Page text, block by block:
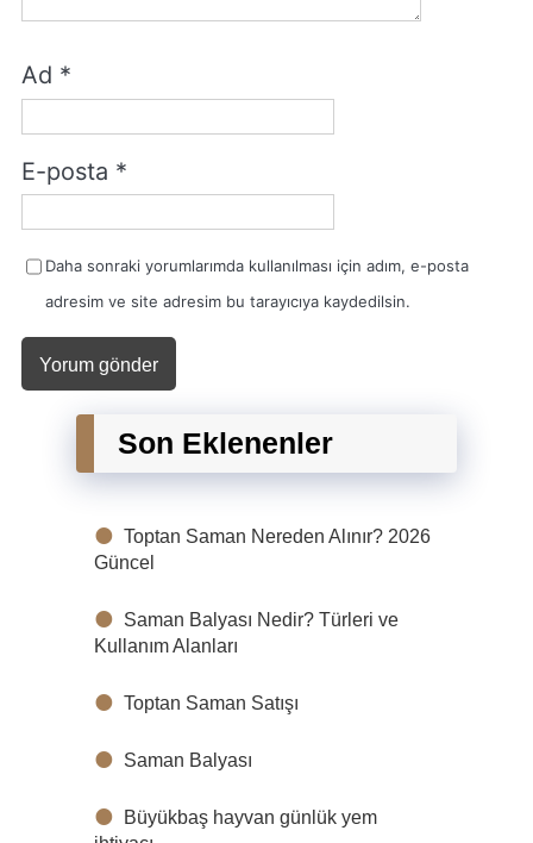
Ad *
E-posta *
Daha sonraki yorumlarımda kullanılması için adım, e-posta
adresim ve site adresim bu tarayıcıya kaydedilsin.
Son Eklenenler
Toptan Saman Nereden Alınır? 2026
Güncel
Saman Balyası Nedir? Türleri ve
Kullanım Alanları
Toptan Saman Satışı
Saman Balyası
Büyükbaş hayvan günlük yem